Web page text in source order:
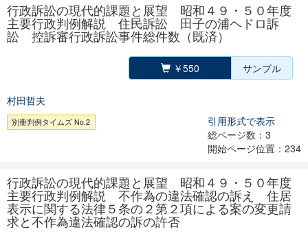
行政訴訟の現代的課題と展望 昭和４９・５０年度
主要行政判例解説 住民訴訟 田子の浦ヘドロ訴
訟 控訴審行政訴訟事件総件数（既済）
￥550 サンプル
村田哲夫
別冊判例タイムズ No.2
引用形式で表示
総ページ数：3
開始ページ位置：234
行政訴訟の現代的課題と展望 昭和４９・５０年度
主要行政判例解説 不作為の違法確認の訴え 住居
表示に関する法律５条の２第２項による案の変更請
求と不作為違法確認の訴の許否